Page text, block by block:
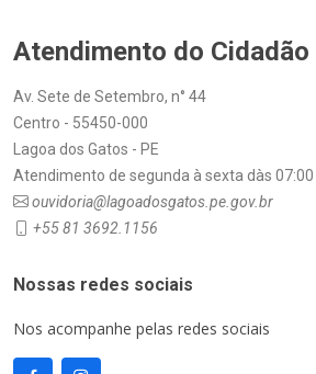
Atendimento do Cidadão
Av. Sete de Setembro, n° 44
Centro - 55450-000
Lagoa dos Gatos - PE
Atendimento de segunda à sexta dàs 07:00
ouvidoria@lagoadosgatos.pe.gov.br
+55 81 3692.1156
Nossas redes sociais
Nos acompanhe pelas redes sociais